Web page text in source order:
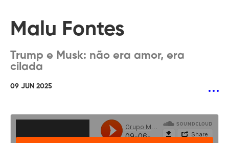
Malu Fontes
Trump e Musk: não era amor, era
cilada
09 JUN 2025